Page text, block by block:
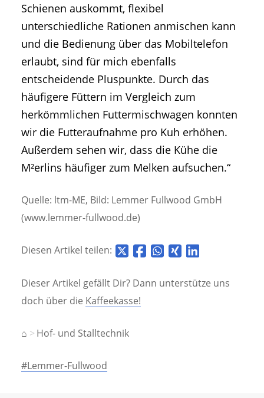
Schienen auskommt, flexibel
unterschiedliche Rationen anmischen kann
und die Bedienung über das Mobiltelefon
erlaubt, sind für mich ebenfalls
entscheidende Pluspunkte. Durch das
häufigere Füttern im Vergleich zum
herkömmlichen Futtermischwagen konnten
wir die Futteraufnahme pro Kuh erhöhen.
Außerdem sehen wir, dass die Kühe die
M²erlins häufiger zum Melken aufsuchen.“
Quelle: ltm-ME, Bild: Lemmer Fullwood GmbH
(www.lemmer-fullwood.de)
Diesen Artikel teilen:
Dieser Artikel gefällt Dir? Dann unterstütze uns
doch über die Kaffeekasse!
⌂ Hof- und Stalltechnik
#Lemmer-Fullwood